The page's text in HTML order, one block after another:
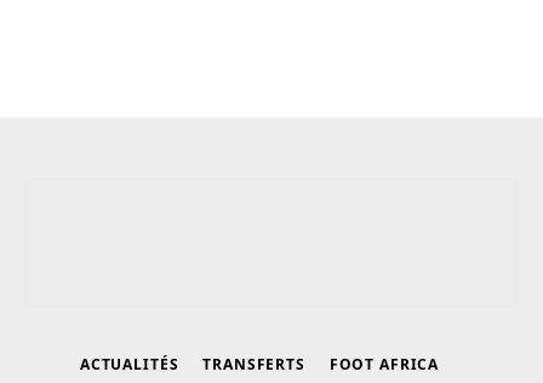
ACTUALITÉS TRANSFERTS FOOT AFRICA